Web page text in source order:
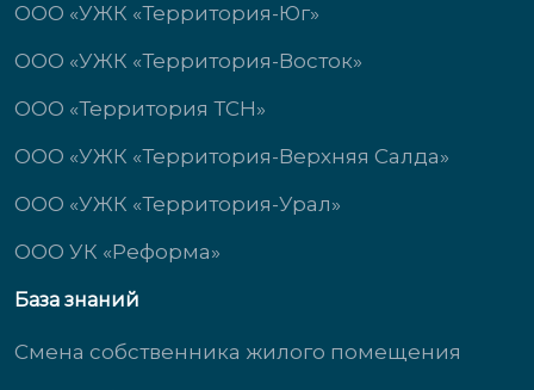
ООО «УЖК «Территория-Юг»
ООО «УЖК «Территория-Восток»
ООО «Территория ТСН»
ООО «УЖК «Территория-Верхняя Салда»
ООО «УЖК «Территория-Урал»
ООО УК «Реформа»
База знаний
Смена собственника жилого помещения